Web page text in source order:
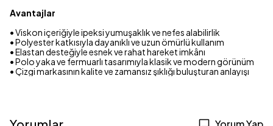
Avantajlar
• Viskon içeriğiyle ipeksi yumuşaklık ve nefes alabilirlik
• Polyester katkısıyla dayanıklı ve uzun ömürlü kullanım
• Elastan desteğiyle esnek ve rahat hareket imkânı
• Polo yaka ve fermuarlı tasarımıyla klasik ve modern görünüm
• Çizgi markasının kalite ve zamansız şıklığı buluşturan anlayışı